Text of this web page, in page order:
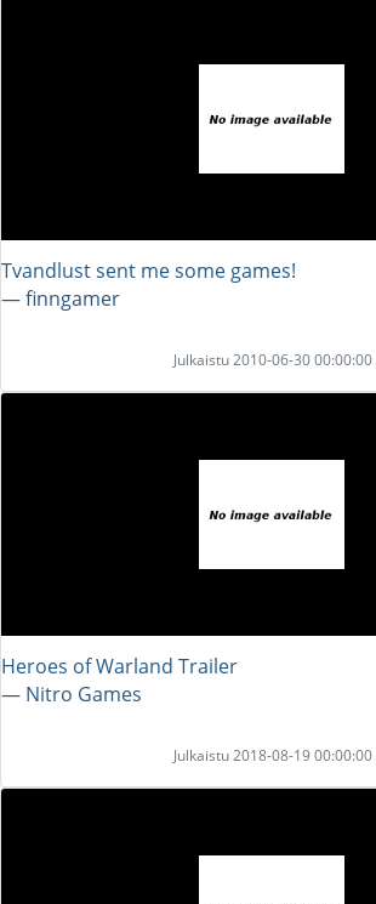
Tvandlust sent me some games!
― finngamer
Julkaistu 2010-06-30
Heroes of Warland Trailer
― Nitro Games
Julkaistu 2018-08-19